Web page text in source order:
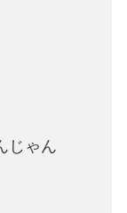
じゃん